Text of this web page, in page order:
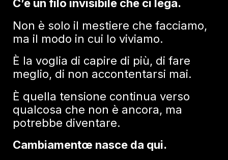
C’è un filo invisibile che ci lega.
Non è solo il mestiere che facciamo,
ma il modo in cui lo viviamo.
È la voglia di capire di più, di fare
meglio, di non accontentarsi mai.
È quella tensione continua verso
qualcosa che non è ancora, ma
potrebbe diventare.
Cambiamentœ nasce da qui.